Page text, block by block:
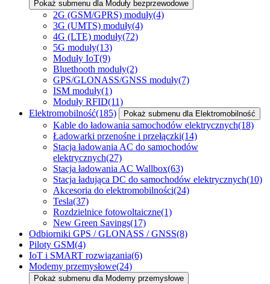
Pokaż submenu dla Moduły bezprzewodowe
2G (GSM/GPRS) moduły(4)
3G (UMTS) moduły(4)
4G (LTE) moduły(72)
5G moduły(13)
Moduły IoT(9)
Bluethooth moduły(2)
GPS/GLONASS/GNSS moduły(7)
ISM moduły(1)
Moduły RFID(11)
Elektromobilność(185) Pokaż submenu dla Elektromobilność
Kable do ładowania samochodów elektrycznych(18)
Ładowarki przenośne i przełączki(14)
Stacja ładowania AC do samochodów
elektrycznych(27)
Stacja ładowania AC Wallbox(63)
Stacja ładująca DC do samochodów elektrycznych(10)
Akcesoria do elektromobilności(24)
Tesla(37)
Rozdzielnice fotowoltaiczne(1)
New Green Savings(17)
Odbiorniki GPS / GLONASS / GNSS(8)
Piloty GSM(4)
IoT i SMART rozwiązania(6)
Modemy przemysłowe(24)
Pokaż submenu dla Modemy przemysłowe